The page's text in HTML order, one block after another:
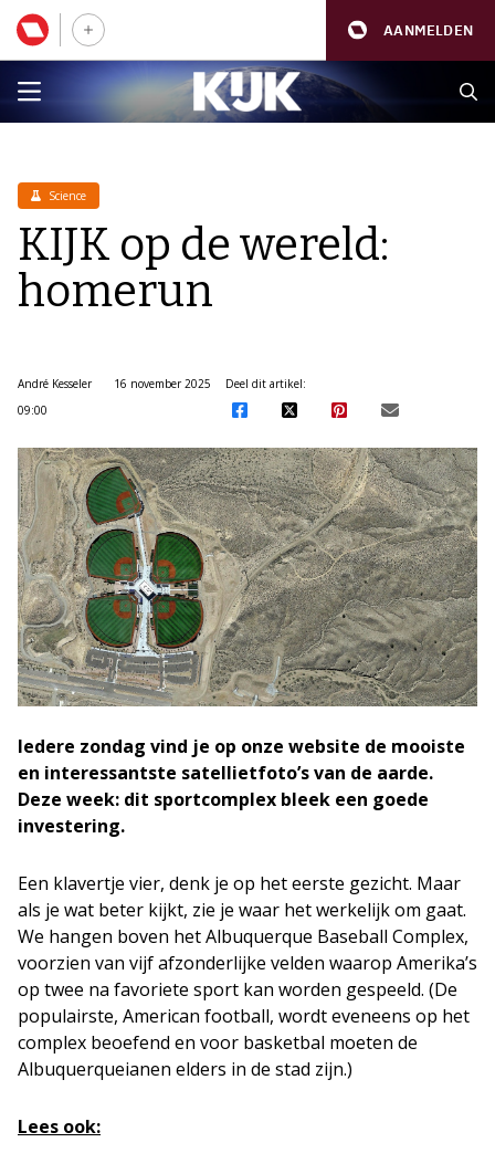
AANMELDEN
Science
KIJK op de wereld:
homerun
André Kesseler
16 november 2025
09:00
Deel dit artikel:
Iedere zondag vind je op onze website de mooiste
en interessantste satellietfoto’s van de aarde.
Deze week: dit sportcomplex bleek een goede
investering.
Een klavertje vier, denk je op het eerste gezicht. Maar
als je wat beter kijkt, zie je waar het werkelijk om gaat.
We hangen boven het Albuquerque Baseball Complex,
voorzien van vijf afzonderlijke velden waarop Amerika’s
op twee na favoriete sport kan worden gespeeld. (De
populairste, American football, wordt eveneens op het
complex beoefend en voor basketbal moeten de
Albuquerqueianen elders in de stad zijn.)
Lees ook: